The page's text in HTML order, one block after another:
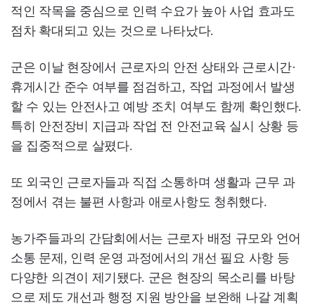
적인 작목을 중심으로 인력 수요가 높아 사업 효과도
점차 확대되고 있는 것으로 나타났다.
군은 이날 현장에서 근로자의 안전 상태와 근로시간·
휴게시간 준수 여부를 점검하고, 작업 과정에서 발생
할 수 있는 안전사고 예방 조치 여부도 함께 확인했다.
특히 안전장비 지급과 작업 전 안전교육 실시 상황 등
을 집중적으로 살폈다.
또 외국인 근로자들과 직접 소통하며 생활과 근무 과
정에서 겪는 불편 사항과 애로사항도 청취했다.
농가주들과의 간담회에서는 근로자 배정 규모와 언어
소통 문제, 인력 운영 과정에서의 개선 필요 사항 등
다양한 의견이 제기됐다. 군은 현장의 목소리를 바탕
으로 제도 개선과 행정 지원 방안을 보완해 나갈 계획